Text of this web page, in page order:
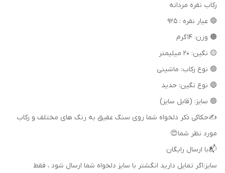
رکاب نقره مردانه
🔴 عیار نقره : 925
🟠 وزن: 14 گرم
🟡 نگین: 20 میلیمتر
🟢 نوع رکاب: ماشینی
🔵 نوع نگین: حدید
🟣 سایز: (قابل سایز)
✍حکاکی ذکر دلخواه شما روی سنگ عقیق به رنگ های مختلف و رکاب
مورد نظر شما😍
📬با ارسال رایگان
سایز:اگر تمایل دارید انگشتر با سایز دلخواه شما ارسال شود ، فقط